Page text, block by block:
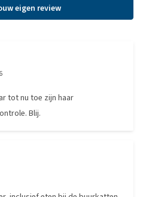
eigen review
tot nu toe zijn haar
Blij.